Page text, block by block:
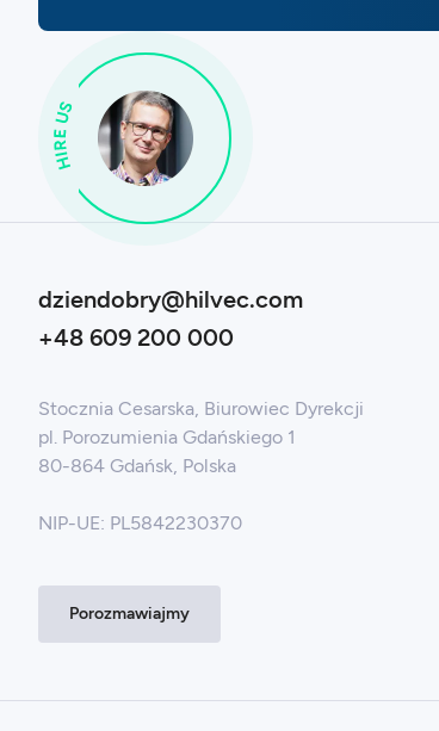
dziendobry@hilvec.com
+48 609 200 000
Stocznia Cesarska, Biurowiec Dyrekcji
pl. Porozumienia Gdańskiego 1
80-864 Gdańsk, Polska
NIP-UE: PL5842230370
Porozmawiajmy